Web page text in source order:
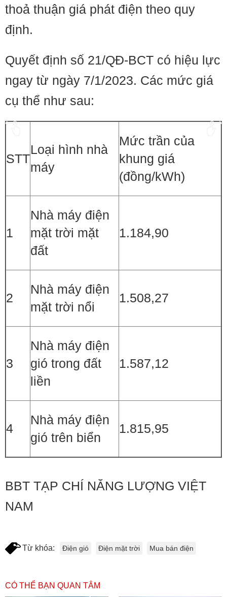
thoả thuận giá phát điện theo quy
định.
Quyết định số 21/QĐ-BCT có hiệu lực
ngay từ ngày 7/1/2023. Các mức giá
cụ thể như sau:
STT
Loại hình nhà
máy
Mức trần của
khung giá
(đồng/kWh)
1
Nhà máy điện
mặt trời mặt
đất
1.184,90
2
Nhà máy điện
mặt trời nổi
1.508,27
3
Nhà máy điện
gió trong đất
liền
1.587,12
4
Nhà máy điện
gió trên biển
1.815,95
BBT TẠP CHÍ NĂNG LƯỢNG VIỆT
NAM
Từ khóa: Điện gió Điện mặt trời Mua bán điện
CÓ THỂ BẠN QUAN TÂM